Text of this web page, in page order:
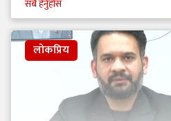
सबै हेर्नुहोस
लोकप्रिय